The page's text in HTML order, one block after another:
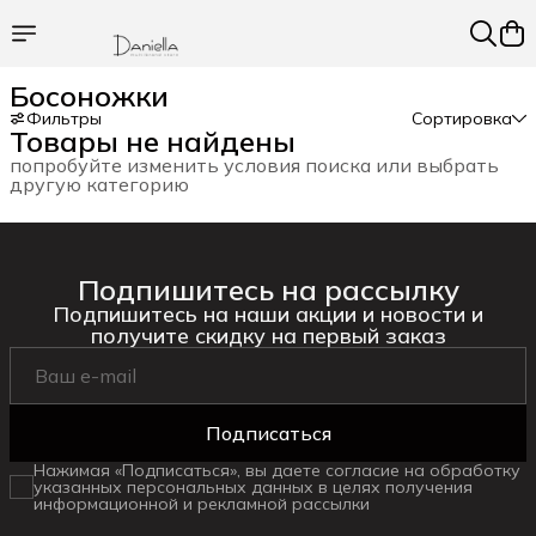
Босоножки
Фильтры Сортировка
Товары не найдены
попробуйте изменить условия поиска или выбрать
другую категорию
Подпишитесь на рассылку
Подпишитесь на наши акции и новости и
получите скидку на первый заказ
Подписаться
Нажимая «Подписаться», вы даете согласие на обработку
указанных персональных данных в целях получения
информационной и рекламной рассылки